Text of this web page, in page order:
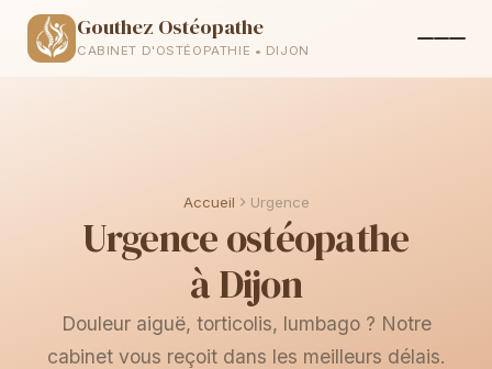
Gouthez Ostéopathe
CABINET D'OSTÉOPATHIE • DIJON
Accueil Urgence
Urgence ostéopathe
à Dijon
Douleur aiguë, torticolis, lumbago ? Notre
cabinet vous reçoit dans les meilleurs délais.